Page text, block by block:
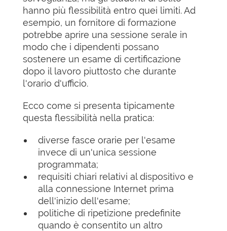
hanno più flessibilità entro quei limiti. Ad
esempio, un fornitore di formazione
potrebbe aprire una sessione serale in
modo che i dipendenti possano
sostenere un esame di certificazione
dopo il lavoro piuttosto che durante
l'orario d'ufficio.
Ecco come si presenta tipicamente
questa flessibilità nella pratica:
diverse fasce orarie per l'esame
invece di un'unica sessione
programmata;
requisiti chiari relativi al dispositivo e
alla connessione Internet prima
dell'inizio dell'esame;
politiche di ripetizione predefinite
quando è consentito un altro